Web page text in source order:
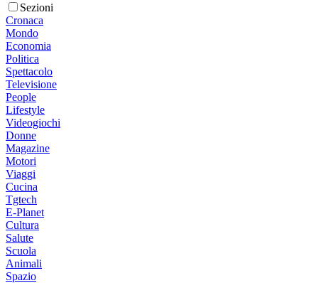
Sezioni
Cronaca
Mondo
Economia
Politica
Spettacolo
Televisione
People
Lifestyle
Videogiochi
Donne
Magazine
Motori
Viaggi
Cucina
Tgtech
E-Planet
Cultura
Salute
Scuola
Animali
Spazio